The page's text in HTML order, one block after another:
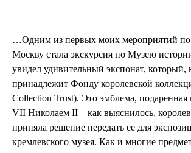
…Одним из первых моих мероприятий по
Москву стала экскурсия по Музею
увидел удивительный экспонат, который,
принадлежит Фонду королевской
Collection Trust). Это эмблема,
VII Николаем II – как выяснилось,
приняла решение передать ее для
кремлевского музея. Как и многие